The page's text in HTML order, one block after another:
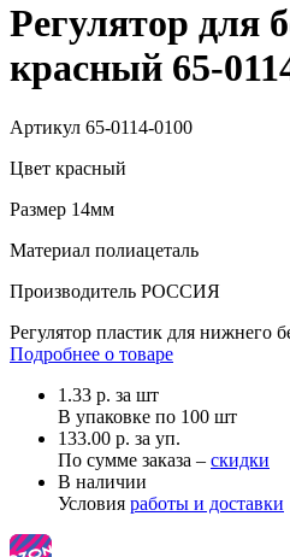
Регулятор для
красный 65-
Артикул 65-0114-0100
Цвет красный
Размер 14мм
Материал полиацеталь
Производитель РОССИЯ
Регулятор пластик для нижнего
Подробнее о товаре
1.33 р. за шт
В упаковке по 100 шт
133.00 р. за уп.
По сумме заказа – скидки
В наличии
Условия работы и доставки